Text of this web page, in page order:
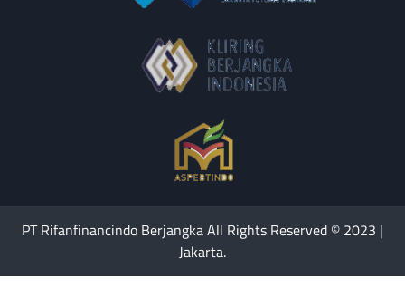
PT Rifanfinancindo Berjangka All Rights Reserved © 2023 |
Jakarta.